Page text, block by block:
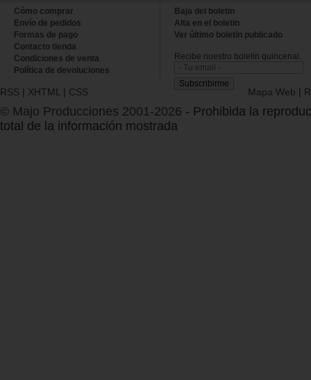
Cómo comprar
Envío de pedidos
Formas de pago
Contacto tienda
Condiciones de venta
Política de devoluciones
Baja del boletin
Alta en el boletin
Ver último boletin publicado
Recibe nuestro boletín quincenal.
RSS | XHTML | CSS Mapa Web |
© Majo Producciones 2001-2026 - Prohibida la
total de la información mostrada